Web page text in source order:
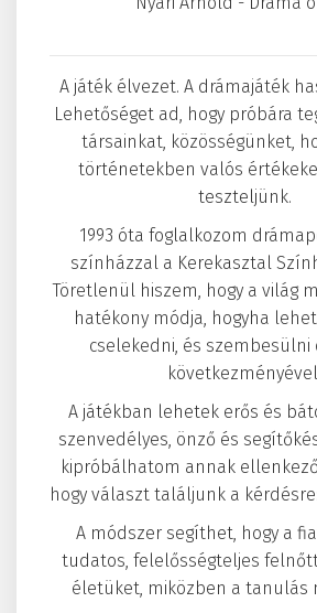
A játék élvezet. A drámajáték
Lehetőséget ad, hogy próbára
társainkat, közösségünket,
történetekben valós
teszteljünk.
1993 óta foglalkozom
színházzal a Kerekasztal
Töretlenül hiszem, hogy a világ
hatékony módja, hogyha
cselekedni, és szembesülni
A játékban lehetek erős és
szenvedélyes, önző és
kipróbálhatom annak
hogy választ találjunk a
A módszer segíthet, hogy a
tudatos, felelősségteljes
életüket, miközben a tanulás